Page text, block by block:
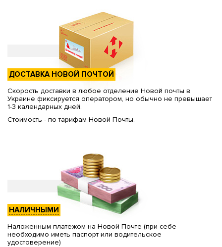
ДОСТАВКА НОВОЙ ПОЧТОЙ
Скорость доставки в любое отделение Новой почты в
Украине фиксируется оператором, но обычно не превышает
1-3 календарных дней.
Стоимость - по тарифам Новой Почты.
НАЛИЧНЫМИ
Наложенным платежом на Новой Почте (при себе
необходимо иметь паспорт или водительское
удостоверение)